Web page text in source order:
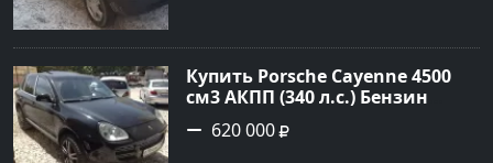
Авторынок23
Купить Porsche Cayenne 4500
см3 АКПП (340 л.с.) Бензин
турбонаддув в Новороссийск:
цвет черный Внедорожник
620 000